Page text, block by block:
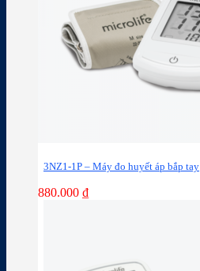
3NZ1-1P – Máy đo huyết áp bắp tay
880.000 ₫